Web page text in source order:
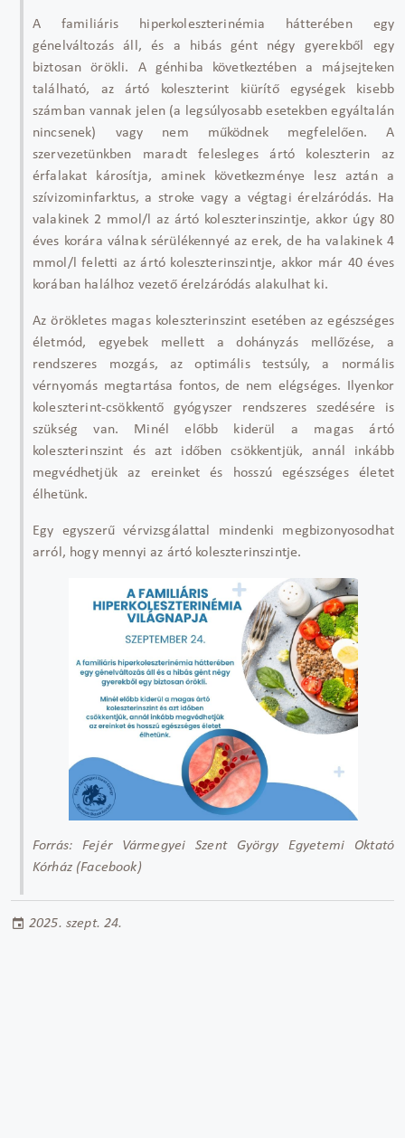
A familiáris hiperkoleszterinémia hátterében egy
génelváltozás áll, és a hibás gént négy gyerekből egy
biztosan örökli. A génhiba következtében a májsejteken
található, az ártó koleszterint kiürítő egységek kisebb
számban vannak jelen (a legsúlyosabb esetekben egyáltalán
nincsenek) vagy nem működnek megfelelően. A
szervezetünkben maradt felesleges ártó koleszterin az
érfalakat károsítja, aminek következménye lesz aztán a
szívizominfarktus, a stroke vagy a végtagi érelzáródás. Ha
valakinek 2 mmol/l az ártó koleszterinszintje, akkor úgy 80
éves korára válnak sérülékennyé az erek, de ha valakinek 4
mmol/l feletti az ártó koleszterinszintje, akkor már 40 éves
korában halálhoz vezető érelzáródás alakulhat ki.
Az örökletes magas koleszterinszint esetében az egészséges
életmód, egyebek mellett a dohányzás mellőzése, a
rendszeres mozgás, az optimális testsúly, a normális
vérnyomás megtartása fontos, de nem elégséges. Ilyenkor
koleszterint-csökkentő gyógyszer rendszeres szedésére is
szükség van. Minél előbb kiderül a magas ártó
koleszterinszint és azt időben csökkentjük, annál inkább
megvédhetjük az ereinket és hosszú egészséges életet
élhetünk.
Egy egyszerű vérvizsgálattal mindenki megbizonyosodhat
arról, hogy mennyi az ártó koleszterinszintje.
Forrás: Fejér Vármegyei Szent György Egyetemi Oktató
Kórház (Facebook)
2025. szept. 24.